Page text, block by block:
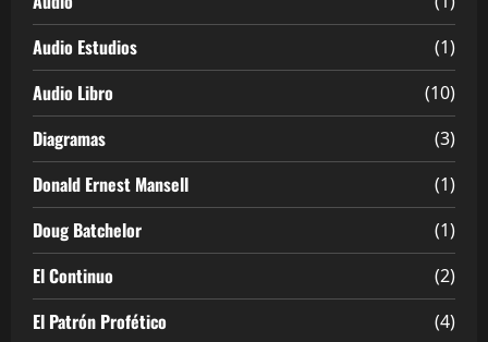
Audio Estudios (1)
Audio Libro (10)
Diagramas (3)
Donald Ernest Mansell (1)
Doug Batchelor (1)
El Continuo (2)
El Patrón Profético (4)